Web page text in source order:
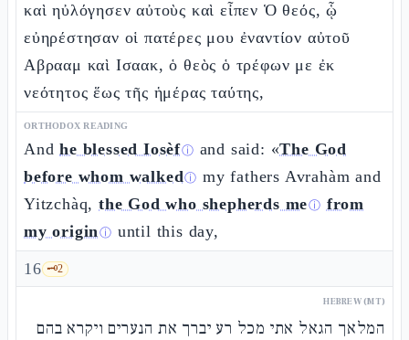
καὶ ηὐλόγησεν αὐτοὺς καὶ εἶπεν Ὁ θεός, ᾧ
εὐηρέστησαν οἱ πατέρες μου ἐναντίον αὐτοῦ
Αβρααμ καὶ Ισαακ, ὁ θεὸς ὁ τρέφων με ἐκ
νεότητος ἕως τῆς ἡμέρας ταύτης,
ORTHODOX READING
Andhe blessed Iosèfⓘ and said: «The God
before whom walkedⓘ my fathers Avrahàm and
Yitzchàq, the God who shepherds meⓘ from
my originⓘ until this day,
16 🗝️2
HEBREW (MT)
המלאך הגאל אתי מכל רע יברך את הנערים ויקרא בהם